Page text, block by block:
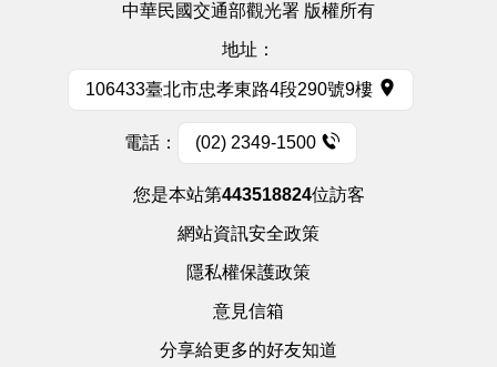
中華民國交通部觀光署 版權所有
地址：
106433臺北市忠孝東路4段290號9樓
電話： (02) 2349-1500
您是本站第443518824位訪客
網站資訊安全政策
隱私權保護政策
意見信箱
分享給更多的好友知道